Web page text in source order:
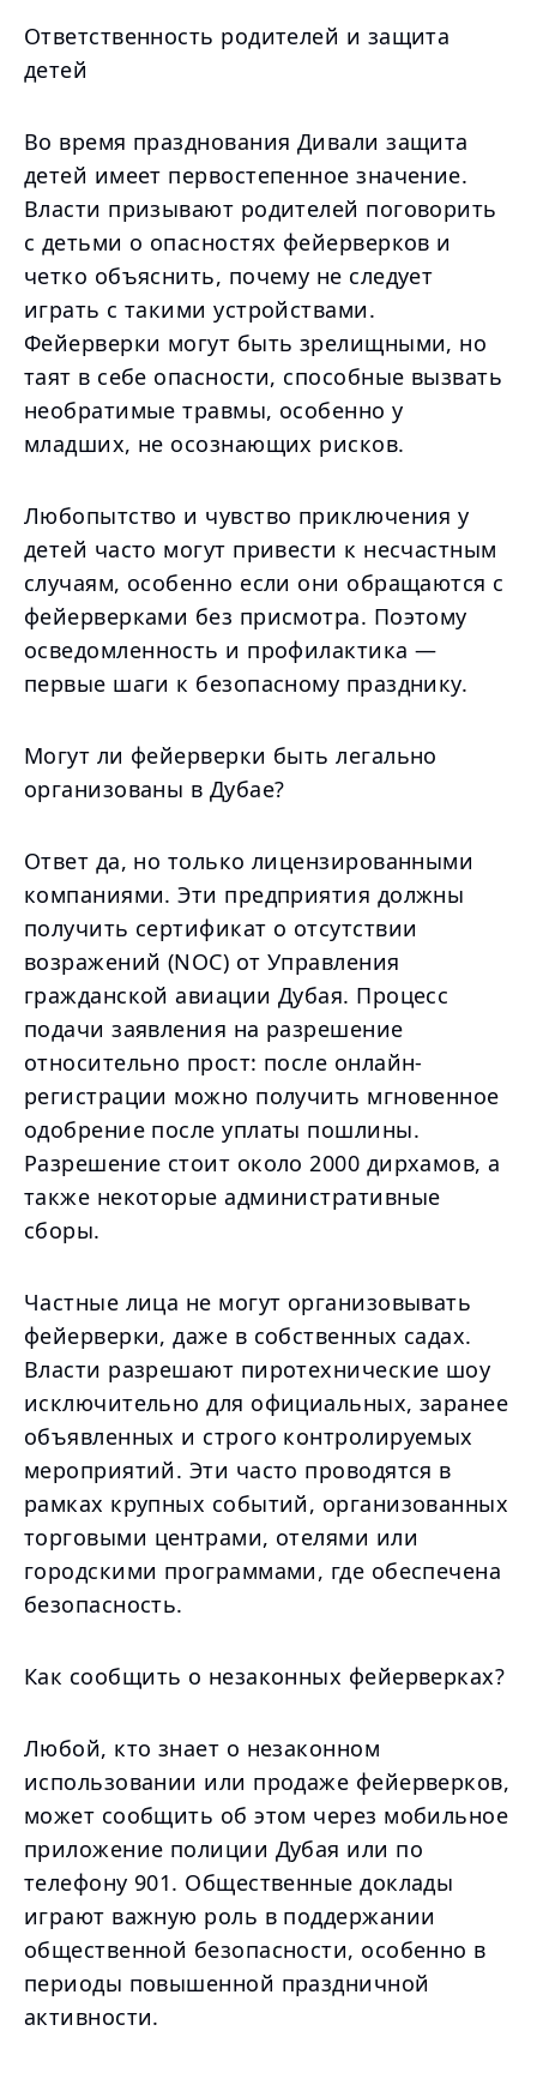
Ответственность родителей и защита
детей
Во время празднования Дивали защита
детей имеет первостепенное значение.
Власти призывают родителей поговорить
с детьми о опасностях фейерверков и
четко объяснить, почему не следует
играть с такими устройствами.
Фейерверки могут быть зрелищными, но
таят в себе опасности, способные вызвать
необратимые травмы, особенно у
младших, не осознающих рисков.
Любопытство и чувство приключения у
детей часто могут привести к несчастным
случаям, особенно если они обращаются с
фейерверками без присмотра. Поэтому
осведомленность и профилактика —
первые шаги к безопасному празднику.
Могут ли фейерверки быть легально
организованы в Дубае?
Ответ да, но только лицензированными
компаниями. Эти предприятия должны
получить сертификат о отсутствии
возражений (NOC) от Управления
гражданской авиации Дубая. Процесс
подачи заявления на разрешение
относительно прост: после онлайн-
регистрации можно получить мгновенное
одобрение после уплаты пошлины.
Разрешение стоит около 2000 дирхамов, а
также некоторые административные
сборы.
Частные лица не могут организовывать
фейерверки, даже в собственных садах.
Власти разрешают пиротехнические шоу
исключительно для официальных, заранее
объявленных и строго контролируемых
мероприятий. Эти часто проводятся в
рамках крупных событий, организованных
торговыми центрами, отелями или
городскими программами, где обеспечена
безопасность.
Как сообщить о незаконных фейерверках?
Любой, кто знает о незаконном
использовании или продаже фейерверков,
может сообщить об этом через мобильное
приложение полиции Дубая или по
телефону 901. Общественные доклады
играют важную роль в поддержании
общественной безопасности, особенно в
периоды повышенной праздничной
активности.